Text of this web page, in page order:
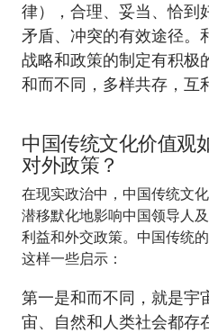
律），合理、妥当、恰到
矛盾、冲突的有效途径。
战略和政策的制定有积极
和而不同，多样共存，互
中国传统文化价值观
对外政策？
在现实政治中，中国传统文
潜移默化地影响中国领导人
利益和外交政策。中国传统
这样一些启示：
第一是和而不同，就是宇
宙、自然和人类社会都存